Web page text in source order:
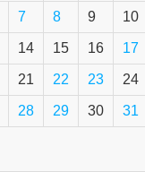
7 8 9 10
14 15 16 17
21 22 23 24
28 29 30 31